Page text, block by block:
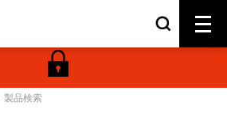
製品検索